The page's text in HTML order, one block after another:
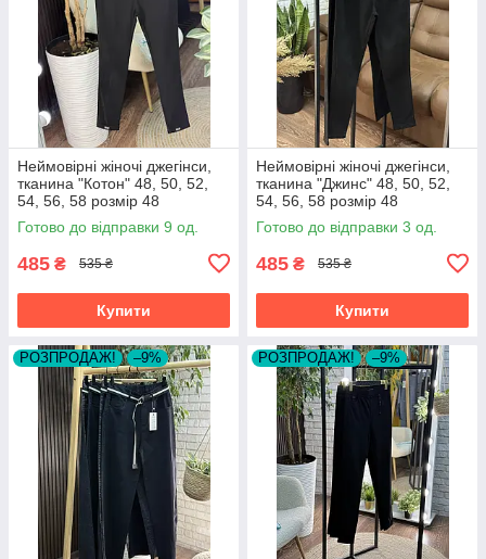
Неймовірні жіночі джегінси,
тканина "Котон" 48, 50, 52,
54, 56, 58 розмір 48
Готово до відправки 9 од.
485 ₴ 535 ₴
Купити
Неймовірні жіночі джегінси,
тканина "Джинс" 48, 50, 52,
54, 56, 58 розмір 48
Готово до відправки 3 од.
485 ₴ 535 ₴
Купити
РОЗПРОДАЖ! –9% РОЗПРОДАЖ! –9%